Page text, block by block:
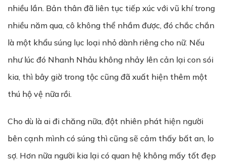
nhiều lần. Bản thân đã liên tục tiếp xúc với vũ khí trong
nhiều năm qua, cô không thể nhầm được, đó chắc chắn
là một khẩu súng lục loại nhỏ dành riêng cho nữ. Nếu
như lúc đó Nhanh Nhảu không nhảy lên cản lại con sói
kia, thì bây giờ trong tộc cũng đã xuất hiện thêm một
thú hộ vệ nữa rồi.
Cho dù là ai đi chăng nữa, đột nhiên phát hiện người
bên cạnh mình có súng thì cũng sẽ cảm thấy bất an, lo
sợ. Hơn nữa người kia lại có quan hệ không mấy tốt đẹp